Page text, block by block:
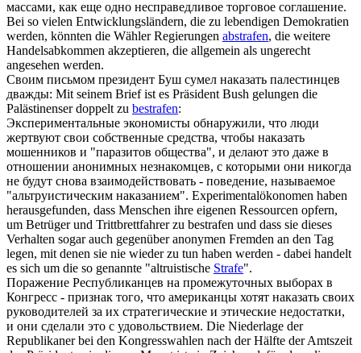
массами, как еще одно несправедливое торговое соглашение.
Bei so vielen Entwicklungsländern, die zu lebendigen Demokratien
werden, könnten die Wähler Regierungen abstrafen, die weitere
Handelsabkommen akzeptieren, die allgemein als ungerecht
angesehen werden.
Своим письмом президент Буш сумел наказать палестинцев
дважды: Mit seinem Brief ist es Präsident Bush gelungen die
Palästinenser doppelt zu bestrafen:
Экспериментальные экономисты обнаружили, что люди
жертвуют свои собственные средства, чтобы наказать
мошенников и "паразитов общества", и делают это даже в
отношении анонимных незнакомцев, с которыми они никогда
не будут снова взаимодействовать - поведение, называемое
"альтруистическим наказанием". Experimentalökonomen haben
herausgefunden, dass Menschen ihre eigenen Ressourcen opfern,
um Betrüger und Trittbrettfahrer zu bestrafen und dass sie dieses
Verhalten sogar auch gegenüber anonymen Fremden an den Tag
legen, mit denen sie nie wieder zu tun haben werden - dabei handelt
es sich um die so genannte "altruistische Strafe".
Поражение Республиканцев на промежуточных выборах в
Конгресс - признак того, что американцы хотят наказать своих
руководителей за их стратегические и этические недостатки,
и они сделали это с удовольствием. Die Niederlage der
Republikaner bei den Kongresswahlen nach der Hälfte der Amtszeit